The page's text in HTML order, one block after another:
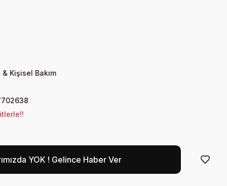
Kişisel Bakım
YOK ! Gelince Haber Ver